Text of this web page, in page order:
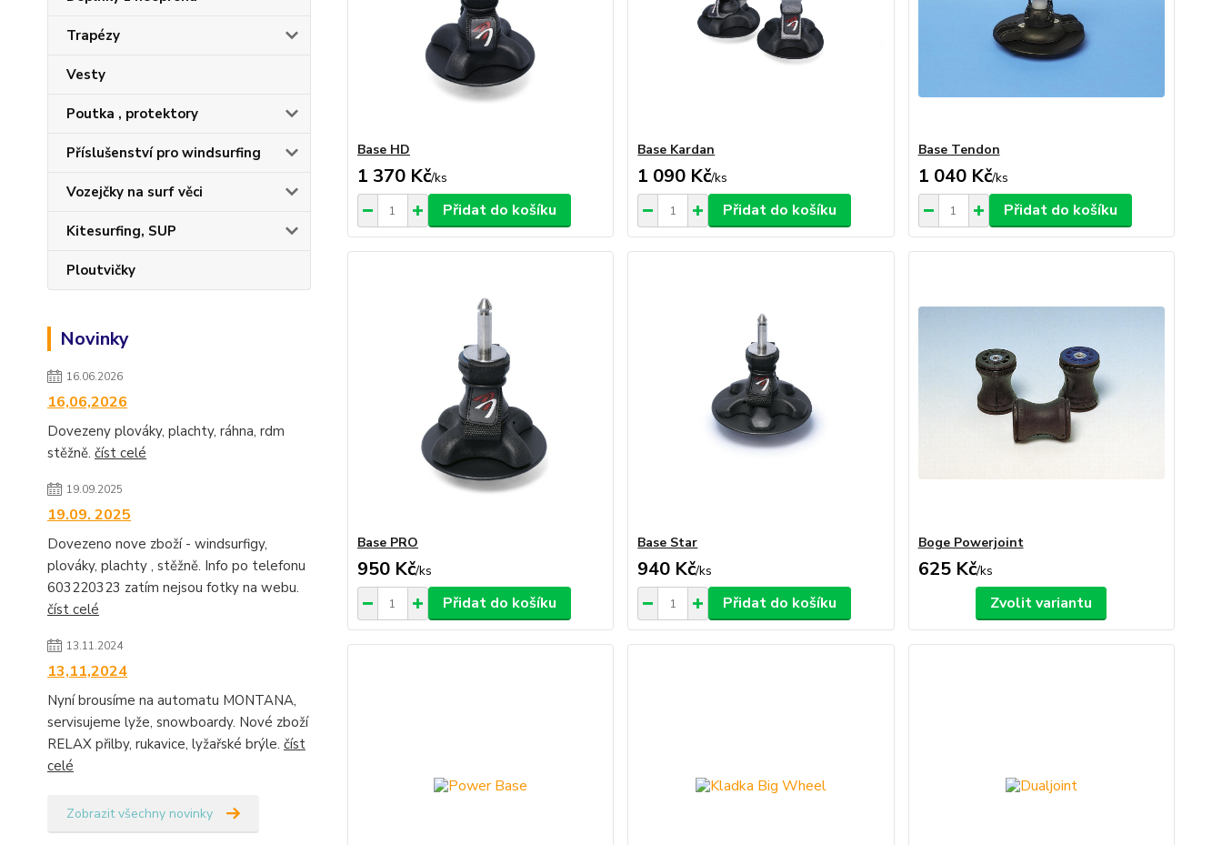
Trapézy
Vesty
Poutka , protektory
Příslušenství pro windsurfing
Vozejčky na surf věci
Kitesurfing, SUP
Ploutvičky
Novinky
16.06.2026
16,06,2026
Dovezeny plováky, plachty, ráhna, rdm
stěžně. číst celé
19.09.2025
19.09. 2025
Dovezeno nove zboží - windsurfigy,
plováky, plachty , stěžně. Info po telefonu
603220323 zatím nejsou fotky na webu.
číst celé
13.11.2024
13,11,2024
Nyní brousíme na automatu MONTANA,
servisujeme lyže, snowboardy. Nové zboží
RELAX přilby, rukavice, lyžařské brýle. číst
celé
Zobrazit všechny novinky
Base HD
1 370 Kč/ks
Přidat do košíku
Base Kardan
1 090 Kč/ks
Přidat do košíku
Base Tendon
1 040 Kč/ks
Přidat do košíku
Base PRO
950 Kč/ks
Přidat do košíku
Base Star
940 Kč/ks
Přidat do košíku
Boge Powerjoint
625 Kč/ks
Zvolit variantu